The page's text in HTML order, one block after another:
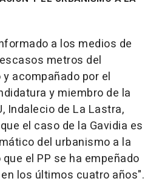
a los medios de
metros del
acompañado por el
y miembro de la
Indalecio de La Lastra,
el caso de la Gavidia es
del urbanismo a la
el PP se ha empeñado
los últimos cuatro años".